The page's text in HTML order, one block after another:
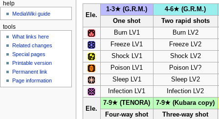
Ele.
1-3★ (G.R.M.)
4-6★ (G.R.M.)
One shot
Two rapid shots
Burn LV1
Burn LV2
Freeze LV1
Freeze LV2
Shock LV1
Shock LV2
Poison LV1
Poison LV?
Sleep LV1
Sleep LV2
Infection LV1
Infection LV2
Ele.
7-9★ (TENORA)
7-9★ (Kubara copy)
Four-way shot
Three-way shot
help
MediaWiki guide
tools
What links here
Related changes
Special pages
Printable version
Permanent link
Page information